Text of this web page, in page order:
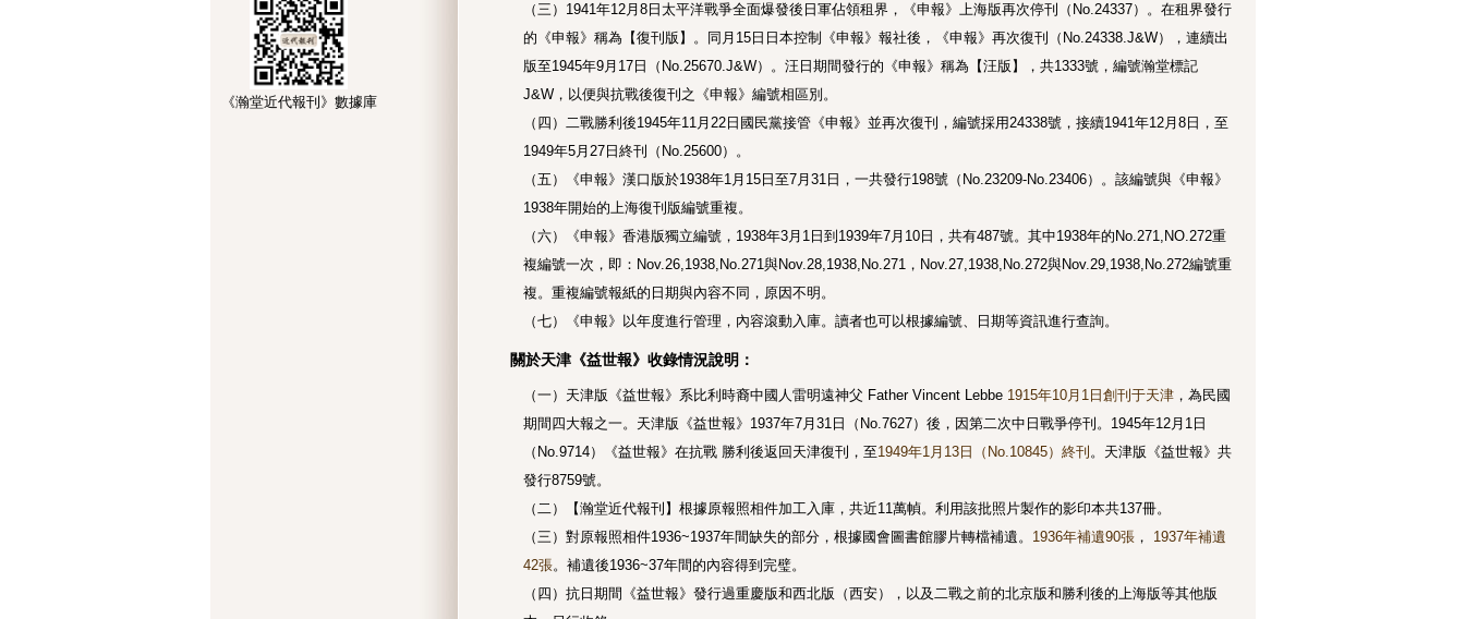
《瀚堂近代報刊》數據庫
（三）1941年12月8日太平洋戰爭全面爆發後日軍佔領租界，《申報》上海版再次停刊（No.24337）。在租界發行
的《申報》稱為【復刊版】。同月15日日本控制《申報》報社後，《申報》再次復刊（No.24338.J&W），連續出
版至1945年9月17日（No.25670.J&W）。汪日期間發行的《申報》稱為【汪版】，共1333號，編號瀚堂標記
J&W，以便與抗戰後復刊之《申報》編號相區別。
（四）二戰勝利後1945年11月22日國民黨接管《申報》並再次復刊，編號採用24338號，接續1941年12月8日，至
1949年5月27日終刊（No.25600）。
（五）《申報》漢口版於1938年1月15日至7月31日，一共發行198號（No.23209-No.23406）。該編號與《申報》
1938年開始的上海復刊版編號重複。
（六）《申報》香港版獨立編號，1938年3月1日到1939年7月10日，共有487號。其中1938年的No.271,NO.272重
複編號一次，即：Nov.26,1938,No.271與Nov.28,1938,No.271，Nov.27,1938,No.272與Nov.29,1938,No.272編號重
複。重複編號報紙的日期與內容不同，原因不明。
（七）《申報》以年度進行管理，內容滾動入庫。讀者也可以根據編號、日期等資訊進行查詢。
關於天津《益世報》收錄情況說明：
（一）天津版《益世報》系比利時裔中國人雷明遠神父 Father Vincent Lebbe 1915年10月1日創刊于天津，為民國
期間四大報之一。天津版《益世報》1937年7月31日（No.7627）後，因第二次中日戰爭停刊。1945年12月1日
（No.9714）《益世報》在抗戰 勝利後返回天津復刊，至1949年1月13日（No.10845）終刊 。天津版《益世報》共
發行8759號。
（二）【瀚堂近代報刊】根據原報照相件加工入庫，共近11萬幀。利用該批照片製作的影印本共137冊。
（三）對原報照相件1936~1937年間缺失的部分，根據國會圖書館膠片轉檔補遺。 1936年補遺90張， 1937年補遺
42張。補遺後1936~37年間的內容得到完璧。
（四）抗日期間《益世報》發行過重慶版和西北版（西安），以及二戰之前的北京版和勝利後的上海版等其他版